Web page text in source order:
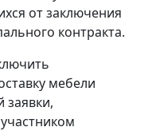
от заключения
контракта.
мебели
заявки,